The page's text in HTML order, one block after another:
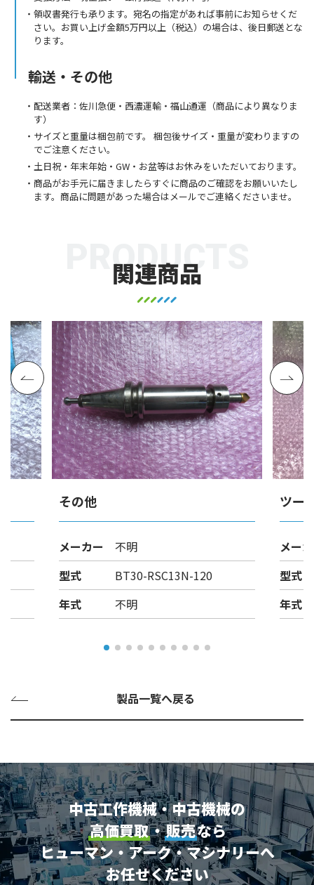
領収書発行も承ります。宛名の指定があれば事前にお知らせくだ
さい。お買い上げ金額5万円以上（税込）の場合は、後日郵送とな
ります。
輸送・その他
配送業者：佐川急便・西濃運輸・福山通運（商品により異なりま
す）
サイズと重量は梱包前です。 梱包後サイズ・重量が変わりますの
でご注意ください。
土日祝・年末年始・GW・お盆等はお休みをいただいております。
商品がお手元に届きましたらすぐに商品のご確認をお願いいたし
ます。商品に問題があった場合はメールでご連絡くださいませ。
関連商品
PRODUCTS
その他
メーカー
不明
型式
BT30-RSC13N-120
年式
不明
ツー
メー
型式
年式
製品一覧へ戻る
中古工作機械・中古機械の
高価買取・販売なら
ヒューマン・アーク・マシナリーへ
お任せください